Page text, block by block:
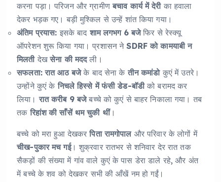
करना पड़ा। परिजन और ग्रामीणबचाव कार्य में देरीका हवाला
देकर भड़क गए। बड़ी मुश्किल से उन्हें शांत किया गया।
अंतिम प्रयास: इसके बादशाम लगभग 6 बजेफिर से रेस्क्यू
ऑपरेशन शुरू किया गया। प्रशासन नेSDRF को कामयाबी न
मिलतीदेखसेना की मददली।
सफलता: रात आठ बजेके बाद सेना केतीन कमांडोकुएं में उतरे।
उन्होंने कुएं केनिचले हिस्से में फंसी डेड-बॉडीको बरामद कर
लिया।रात करीब 9 बजेबच्चे को कुएं से बाहर निकाला गया। तब
तकरिहांश की साँसें थम चुकी थीं।
बच्चे को मरा हुआ देखकरपिता रामगोपालऔर परिवार के लोगों में
चीख-पुकार मच गई। शुक्रवार रातभर से शनिवार देर रात तक
सैकड़ों की संख्या में गांव वाले कुएं के पास डेरा डाले रहे, और अंत
में बच्चे के शव को देखकर सभी की आँखें नम हो गईं।